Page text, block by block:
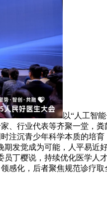
以“人工智
、行业代表等齐聚一堂，
注沉青少年科学本质的培
发觉成为可能，人平易近
丁樱说，持续优化医学人
感化，后者聚焦规范诊疗